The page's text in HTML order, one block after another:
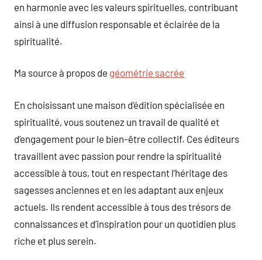
en harmonie avec les valeurs spirituelles, contribuant
ainsi à une diffusion responsable et éclairée de la
spiritualité.
Ma source à propos de géométrie sacrée
En choisissant une maison d’édition spécialisée en
spiritualité, vous soutenez un travail de qualité et
d’engagement pour le bien-être collectif. Ces éditeurs
travaillent avec passion pour rendre la spiritualité
accessible à tous, tout en respectant l’héritage des
sagesses anciennes et en les adaptant aux enjeux
actuels. Ils rendent accessible à tous des trésors de
connaissances et d’inspiration pour un quotidien plus
riche et plus serein.